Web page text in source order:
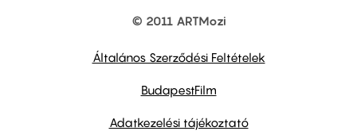
© 2011 ARTMozi
Általános Szerződési Feltételek
BudapestFilm
Adatkezelési tájékoztató